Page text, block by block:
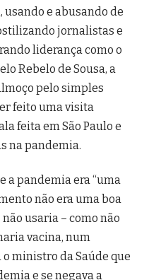
e abusando de
jornalistas e
liderança como o
Rebelo de Sousa, a
pelo simples
feito uma visita
feita em São Paulo e
na pandemia.
a pandemia era “uma
não era uma boa
usaria – como não
vacina, num
ministro da Saúde que
e se negava a